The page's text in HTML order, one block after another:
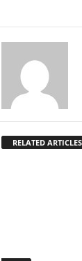
RELATED ARTICLES